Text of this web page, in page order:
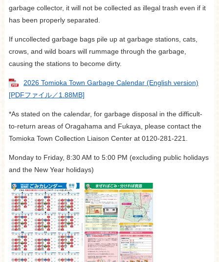
garbage collector, it will not be collected as illegal trash even if it
has been properly separated.
If uncollected garbage bags pile up at garbage stations, cats,
crows, and wild boars will rummage through the garbage,
causing the stations to become dirty.
2026 Tomioka Town Garbage Calendar (English version)
[PDFファイル／1.88MB]
*As stated on the calendar, for garbage disposal in the difficult-
to-return areas of Oragahama and Fukaya, please contact the
Tomioka Town Collection Liaison Center at 0120-281-221.
Monday to Friday, 8:30 AM to 5:00 PM (excluding public holidays
and the New Year holidays)